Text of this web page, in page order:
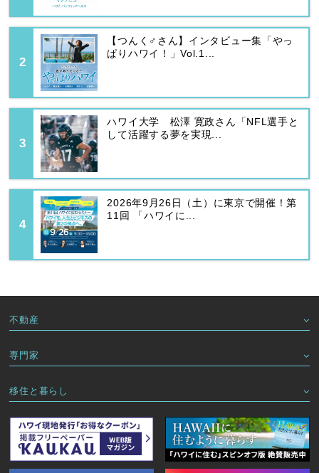
【つんく♂さん】インタビュー集「やっ
ぱりハワイ！」Vol.1...
ハワイ大学 松澤 寛政さん「NFL選手と
して活躍する夢を実現...
2026年9月26日（土）に東京で開催！第
11回 「ハワイに...
不動産
専門家
移住と暮らし